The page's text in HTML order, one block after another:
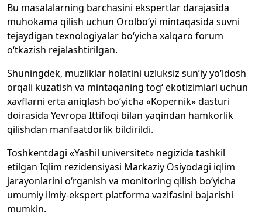
Bu masalalarning barchasini ekspertlar darajasida
muhokama qilish uchun Orolbo‘yi mintaqasida suvni
tejaydigan texnologiyalar bo‘yicha xalqaro forum
o‘tkazish rejalashtirilgan.
Shuningdek, muzliklar holatini uzluksiz sun’iy yo‘ldosh
orqali kuzatish va mintaqaning tog‘ ekotizimlari uchun
xavflarni erta aniqlash bo‘yicha «Kopernik» dasturi
doirasida Yevropa Ittifoqi bilan yaqindan hamkorlik
qilishdan manfaatdorlik bildirildi.
Toshkentdagi «Yashil universitet» negizida tashkil
etilgan Iqlim rezidensiyasi Markaziy Osiyodagi iqlim
jarayonlarini o‘rganish va monitoring qilish bo‘yicha
umumiy ilmiy-ekspert platforma vazifasini bajarishi
mumkin.